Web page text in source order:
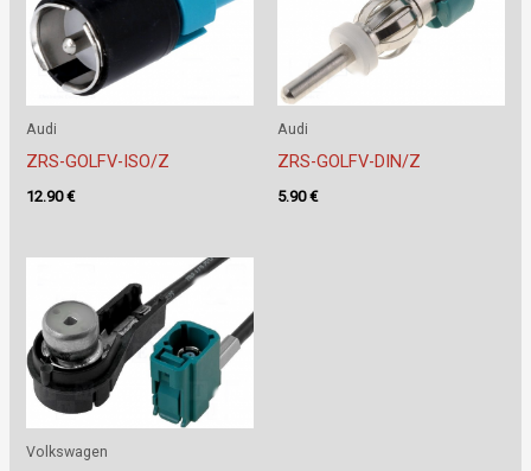
Audi
ZRS-GOLFV-ISO/Z
12.90€
Audi
ZRS-GOLFV-DIN/Z
5.90€
Volkswagen